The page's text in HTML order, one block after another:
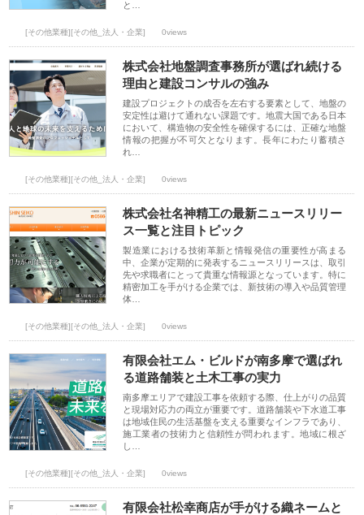
と…
[その他業種][その他_法人・企業] 0views
株式会社地盤調査事務所が選ばれ続ける
理由と建設コンサルの強み
建設プロジェクトの成否を左右する要素として、地盤の
安定性は避けて通れない課題です。地震大国である日本
において、構造物の安全性を確保するには、正確な地盤
情報の把握が不可欠となります。長年にわたり蓄積さ
れ…
[その他業種][その他_法人・企業] 0views
株式会社名神精工の最新ニュースリリー
ス一覧と注目トピック
製造業における技術革新と情報発信の重要性が高まる
中、企業が定期的に発表するニュースリリースは、取引
先や求職者にとって貴重な情報源となっています。特に
精密加工を手がける企業では、新技術の導入や品質管理
体…
[その他業種][その他_法人・企業] 0views
有限会社エム・ビルドが南多摩で選ばれ
る道路舗装と土木工事の実力
南多摩エリアで建設工事を依頼する際、仕上がりの品質
と現場対応力の両立が重要です。道路舗装や下水道工事
は地域住民の生活基盤を支える重要なインフラであり、
施工業者の技術力と信頼性が問われます。地域に根ざ
し…
[その他業種][その他_法人・企業] 0views
有限会社松幸商店が手がける織ネームと